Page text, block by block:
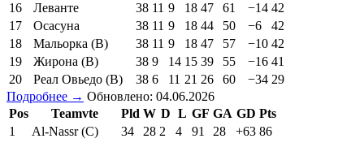
16 Леванте 38 11 9 18 47 61 −14 42
17
Осасуна 38 11 9 18 44 50 −6
42
18
Мальорка (В) 38 11 9 18 47 57 −10 42
19
Жирона (В) 38 9 14 15 39 55 −16 41
20
Реал Овьедо (В) 38 6 11 21 26 60 −34 29
Подробнее → Обновлено: 04.06.2026
Pos
Teamvte Pld W D L GF GA GD Pts
1
Al-Nassr (C) 34 28 2 4 91 28 +63 86